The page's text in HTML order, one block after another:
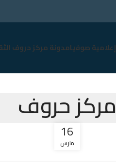
إعلامية صوفيامدونة مركز حروف
مركز حروف
16
مارس